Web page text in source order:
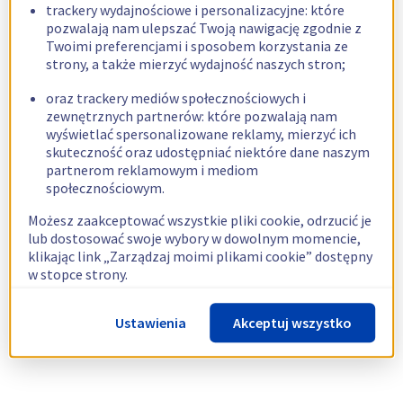
trackery wydajnościowe i personalizacyjne: które
pozwalają nam ulepszać Twoją nawigację zgodnie z
Twoimi preferencjami i sposobem korzystania ze
strony, a także mierzyć wydajność naszych stron;
oraz trackery mediów społecznościowych i
zewnętrznych partnerów: które pozwalają nam
wyświetlać spersonalizowane reklamy, mierzyć ich
skuteczność oraz udostępniać niektóre dane naszym
partnerom reklamowym i mediom
społecznościowym.
Możesz zaakceptować wszystkie pliki cookie, odrzucić je
lub dostosować swoje wybory w dowolnym momencie,
klikając link „Zarządzaj moimi plikami cookie” dostępny
w stopce strony.
Więcej informacji znajdziesz w naszejpolityce
dotyczącej wykorzystywania plików cookie.
Ustawienia Akceptuj wszystko